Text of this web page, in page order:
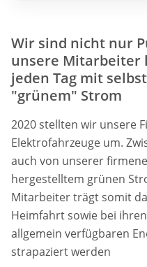
Wir sind nicht nur
unsere Mitarbeiter
jeden Tag mit
"grünem" Strom
2020 stellten wir unsere
Elektrofahrzeuge um.
auch von unserer
hergestelltem grünen
Mitarbeiter trägt somit
Heimfahrt sowie bei
allgemein verfügbaren
strapaziert werden